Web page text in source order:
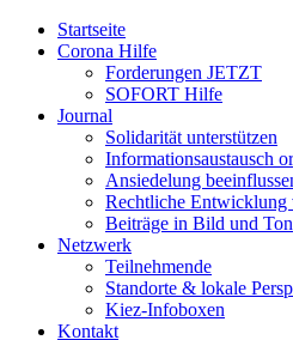
Startseite
Corona Hilfe
Forderungen JETZT
SOFORT Hilfe
Journal
Solidarität unterstützen
Informationsaustausch
Ansiedelung
Rechtliche Entwicklung
Beiträge in Bild und Ton
Netzwerk
Teilnehmende
Standorte & lokale
Kiez-Infoboxen
Kontakt